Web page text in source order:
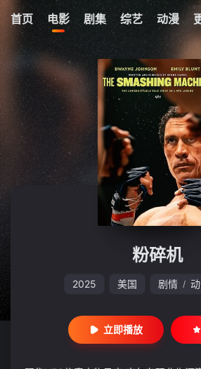
首页 电影 剧集 综艺 动漫
我的观影记录
暂无观看影片的记录
粉碎机
2025 美国 剧情 /
立即播放